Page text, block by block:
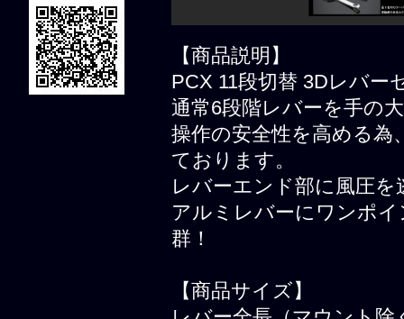
【商品説明】
PCX 11段切替 3Dレバー
通常6段階レバーを手の
操作の安全性を高める為
ております。
レバーエンド部に風圧
アルミレバーにワンポ
群！
【商品サイズ】